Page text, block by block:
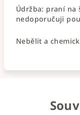
Údržba: praní na
nedoporučuji
Nebělit a